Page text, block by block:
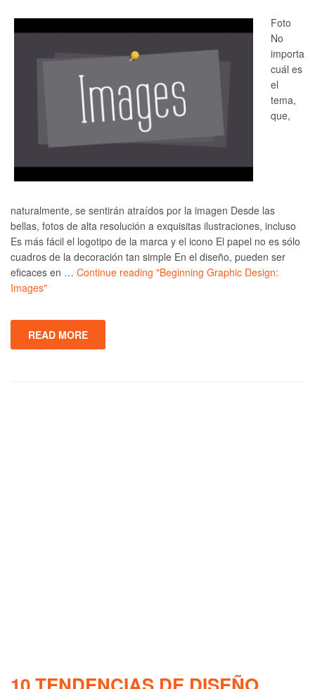
Foto
No
importa
cuál es
el
tema,
que,
naturalmente, se sentirán atraídos por la imagen Desde las
bellas, fotos de alta resolución a exquisitas ilustraciones, incluso
Es más fácil el logotipo de la marca y el icono El papel no es sólo
cuadros de la decoración tan simple En el diseño, pueden ser
eficaces en … Continue reading "Beginning Graphic Design:
Images"
READ MORE